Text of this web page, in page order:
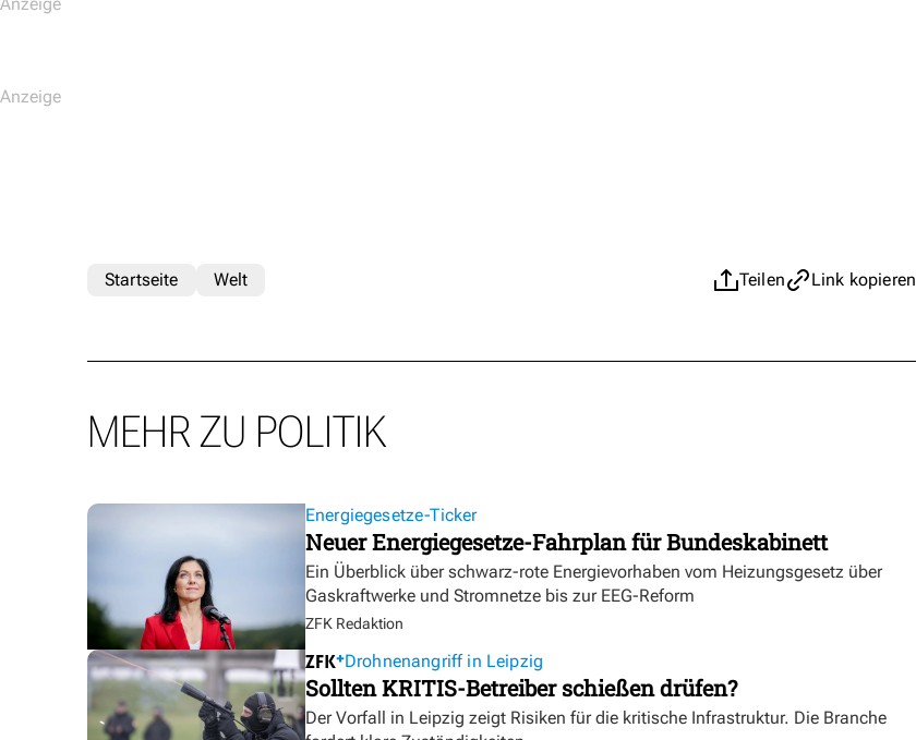
Teilen Link kopieren
Startseite Welt
MEHR ZU POLITIK
Energiegesetze-Ticker
Neuer Energiegesetze-Fahrplan für Bundeskabinett
Ein Überblick über schwarz-rote Energievorhaben vom Heizungsgesetz über
Gaskraftwerke und Stromnetze bis zur EEG-Reform
ZFK Redaktion
Drohnenangriff in Leipzig
Sollten KRITIS-Betreiber schießen drüfen?
Der Vorfall in Leipzig zeigt Risiken für die kritische Infrastruktur. Die Branche